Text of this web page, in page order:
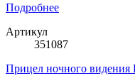
Подробнее
Артикул
351087
Прицел ночного видения